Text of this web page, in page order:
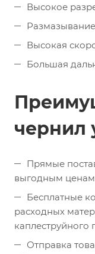
Высокое
Высокая
Большая
чернил
Прямые
выгодным ценам
Бесплатные
расходных
каплеструйного
Отправка